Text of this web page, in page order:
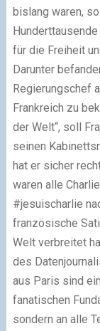
bislang waren,
für die Freiheit
Darunter
Regierungschef
Frankreich zu
der Welt“, soll
seinen
hat er sicher
waren alle
#jesuischarlie
französische
Welt verbreitet
des
aus Paris sind
fanatischen
sondern an alle